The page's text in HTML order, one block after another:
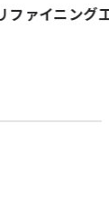
フジ開発